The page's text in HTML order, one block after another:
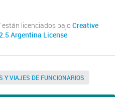
están licenciados bajo Creative
Argentina License
Y VIAJES DE FUNCIONARIOS